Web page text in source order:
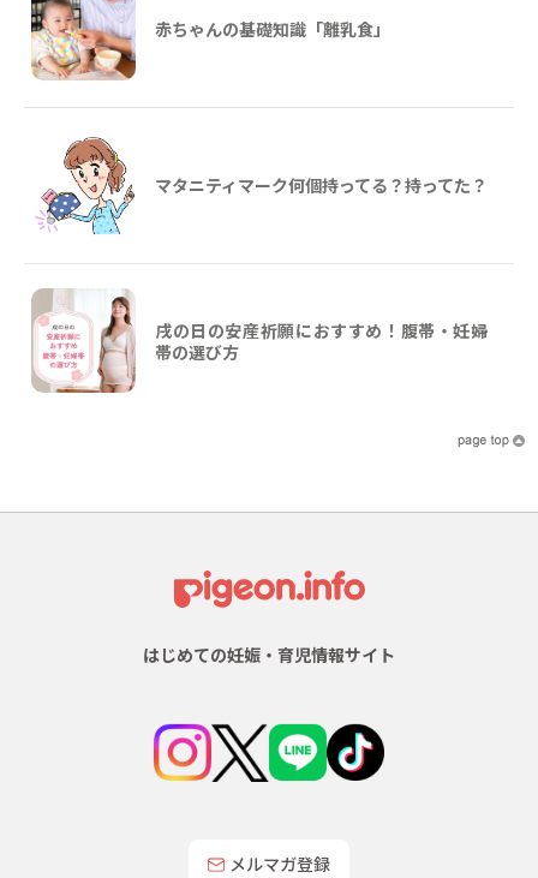
赤ちゃんの基礎知識「離乳食」
マタニティマーク何個持ってる？持ってた？
戌の日の安産祈願におすすめ！腹帯・妊婦
帯の選び方
はじめての妊娠・育児情報サイト
メルマガ登録